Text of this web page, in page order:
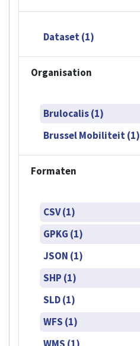
Dataset (1)
Organisation
Brulocalis (1)
Brussel Mobiliteit (1)
Formaten
CSV (1)
GPKG (1)
JSON (1)
SHP (1)
SLD (1)
WFS (1)